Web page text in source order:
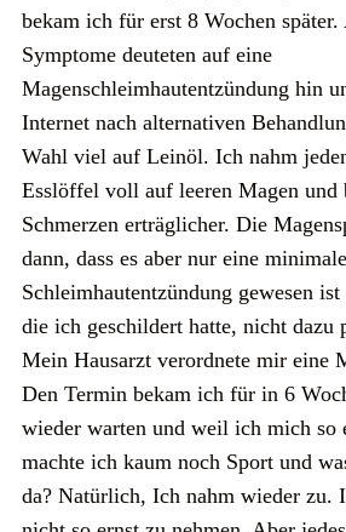
bekam ich für erst 8 Wochen
Symptome deuteten auf eine
Magenschleimhautentzündung hin
Internet nach alternativen
Wahl viel auf Leinöl. Ich nahm
Esslöffel voll auf leeren Magen und
Schmerzen erträglicher. Die
dann, dass es aber nur eine minimale
Schleimhautentzündung gewesen
die ich geschildert hatte, nicht dazu
Mein Hausarzt verordnete mir eine
Den Termin bekam ich für in 6
wieder warten und weil ich mich so
machte ich kaum noch Sport und
da? Natürlich, Ich nahm wieder zu.